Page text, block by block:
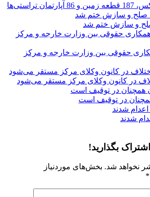
حقوقی بین وزارت خارجه و مرکز
در کانون وکلای مرکز مستقر می‌شود
در توقیف است
شدند
بگذارید!
نخواهد شد. بخش‌های موردنیاز
*